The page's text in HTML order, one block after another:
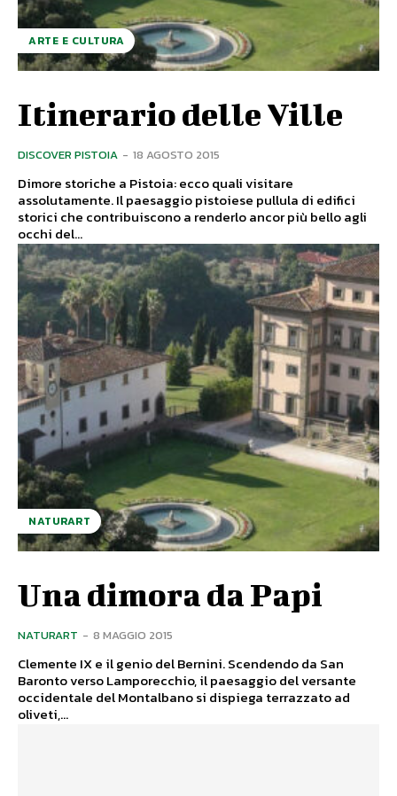
ARTE E CULTURA
Itinerario delle Ville
DISCOVER PISTOIA - 18 AGOSTO 2015
Dimore storiche a Pistoia: ecco quali visitare
assolutamente. Il paesaggio pistoiese pullula di edifici
storici che contribuiscono a renderlo ancor più bello agli
occhi del...
NATURART
Una dimora da Papi
NATURART - 8 MAGGIO 2015
Clemente IX e il genio del Bernini. Scendendo da San
Baronto verso Lamporecchio, il paesaggio del versante
occidentale del Montalbano si dispiega terrazzato ad
oliveti,...